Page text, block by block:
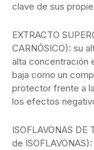
clave de sus
EXTRACTO
CARNÓSICO): su
alta concentración
baja como un
protector frente a
los efectos
ISOFLAVONAS DE
de